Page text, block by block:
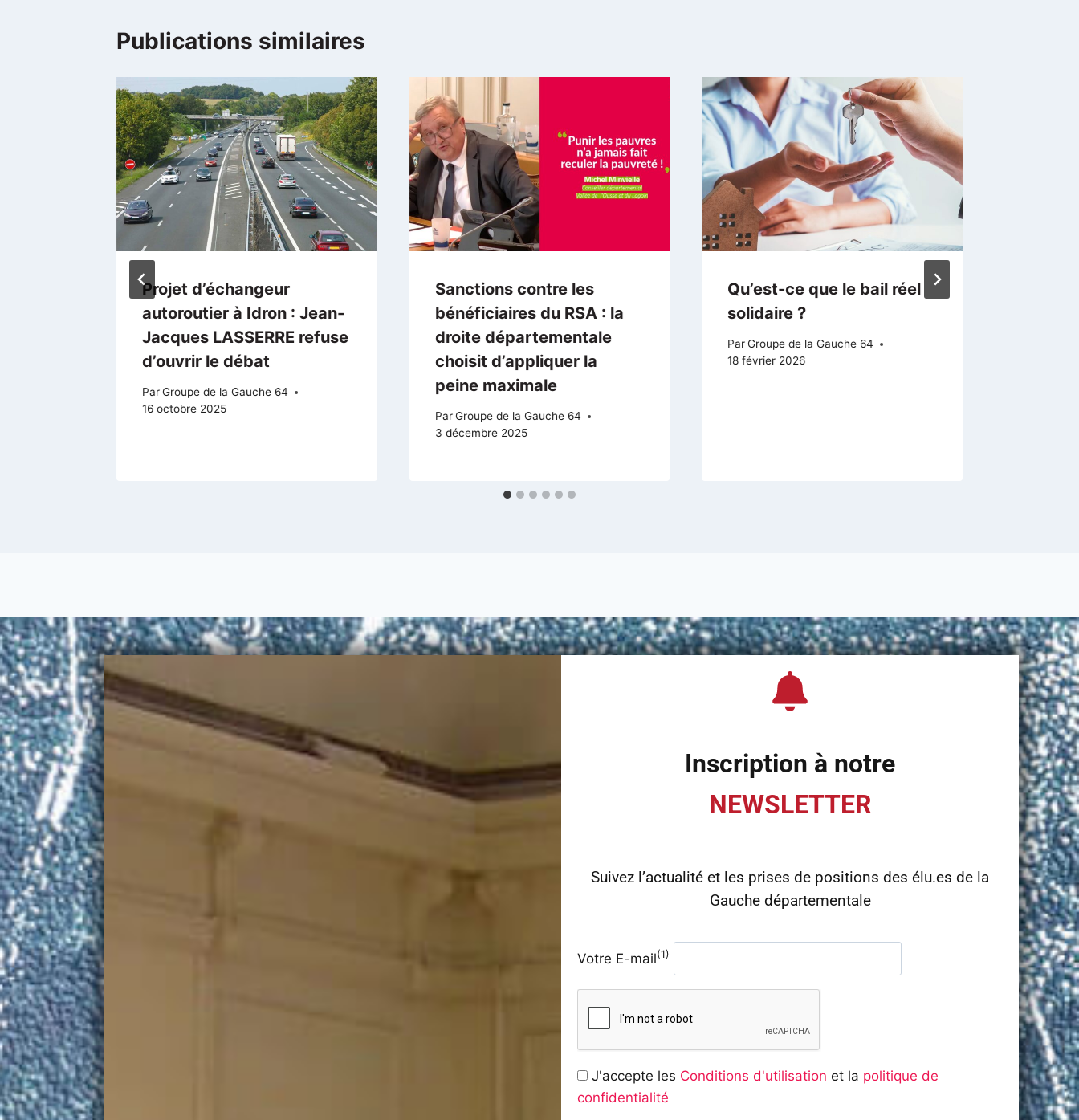
Publications similaires
Projet d’échangeur
autoroutier à Idron : Jean-
Jacques LASSERRE refuse
d’ouvrir le débat
ParGroupe de la Gauche 64
16 octobre 2025
Sanctions contre les
bénéficiaires du RSA : la
droite départementale
choisit d’appliquer la
peine maximale
Par Groupe de la Gauche 64
3 décembre 2025
Qu’est-ce que le bail réel
solidaire ?
Par Groupe de la Gauche 64
18 février 2026
Inscription à notre
NEWSLETTER
Suivez l’actualité et les prises de positions des élu.es de la
Gauche départementale
Votre E-mail(1)
J'accepte les Conditions d'utilisation et la politique de
confidentialité